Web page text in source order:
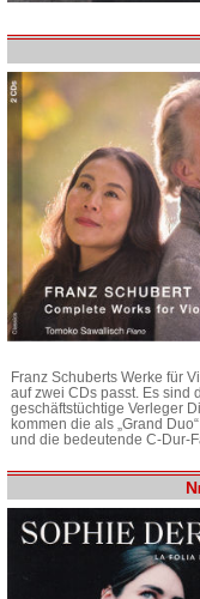
Franz Schuberts Werke für
auf zwei CDs passt. Es sind
geschäftstüchtige Verleger
kommen die als „Grand
und die bedeutende C-Dur-